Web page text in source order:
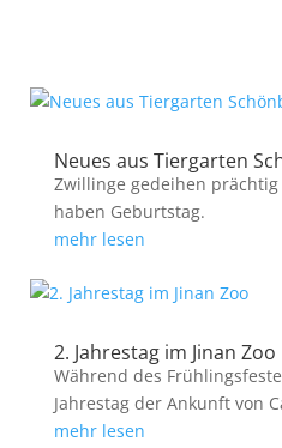
Neues aus Tiergarten
Zwillinge gedeihen
haben Geburtstag.
mehr lesen
2. Jahrestag im Jinan Zoo
Während des
Jahrestag der Ankunft von
mehr lesen